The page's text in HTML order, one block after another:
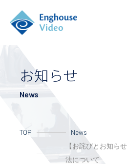
お知らせ
News
TOP
News
【お詫びとお知ら
法について